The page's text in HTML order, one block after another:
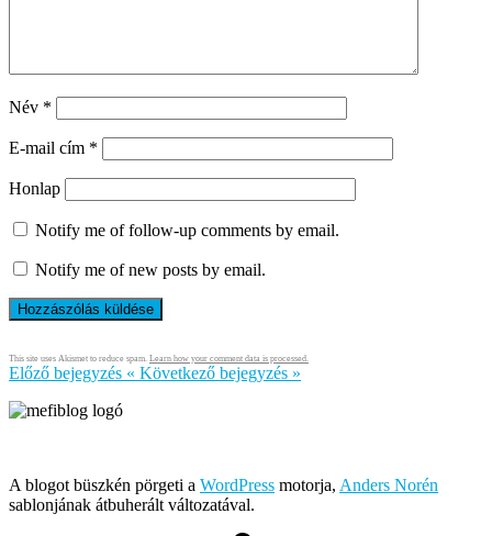
Név *
E-mail cím *
Honlap
Notify me of follow-up comments by email.
Notify me of new posts by email.
This site uses Akismet to reduce spam. Learn how your comment data is processed.
Előző bejegyzés « Következő bejegyzés »
A blogot büszkén pörgeti a WordPress motorja, Anders Norén
sablonjának átbuherált változatával.